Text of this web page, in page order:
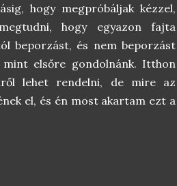
hogy megpróbáljak kézzel,
hogy egyazon fajta
beporzást, és nem beporzást
elsőre gondolnánk. Itthon
lehet rendelni, de mire az
el, és én most akartam ezt a